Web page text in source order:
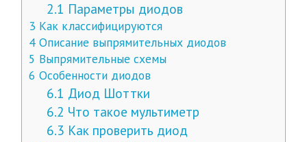
2.1 Параметры диодов
3 Как классифицируются
4Описание выпрямительных диодов
5 Выпрямительные схемы
6 Особенности диодов
6.1 Диод Шоттки
6.2 Что такое мультиметр
6.3 Как проверить диод